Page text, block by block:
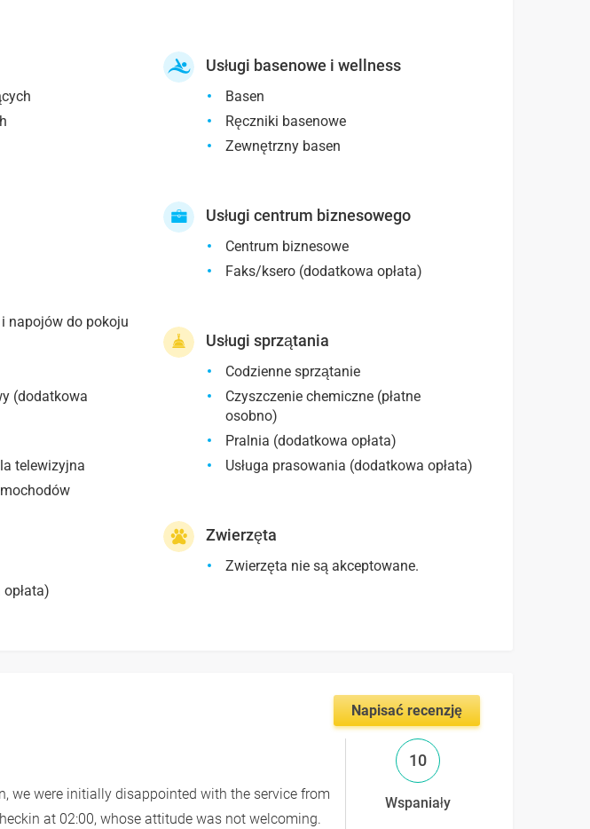
napojów do pokoju
(dodatkowa
telewizyjna
Usługi basenowe i wellness
Basen
Ręczniki basenowe
Zewnętrzny basen
Usługi centrum biznesowego
Centrum biznesowe
Faks/ksero (dodatkowa opłata)
Usługi sprzątania
Codzienne sprzątanie
Czyszczenie chemiczne (płatne
osobno)
Pralnia (dodatkowa opłata)
Usługa prasowania (dodatkowa opłata)
Zwierzęta
Zwierzęta nie są akceptowane.
Napisać recenzję
we were initially disappointed with the service from
at 02:00, whose attitude was not welcoming.
10
Wspaniały